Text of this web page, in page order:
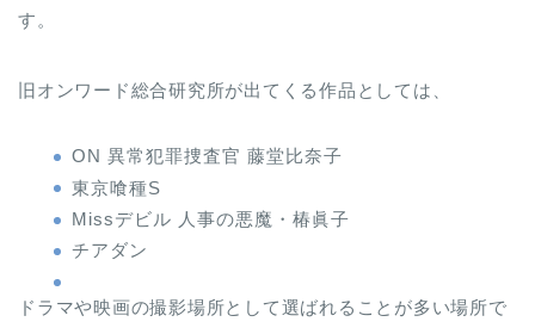
す。
旧オンワード総合研究所が出てくる作品としては、
ON 異常犯罪捜査官 藤堂比奈子
東京喰種S
Missデビル 人事の悪魔・椿眞子
チアダン
ドラマや映画の撮影場所として選ばれることが多い場所で